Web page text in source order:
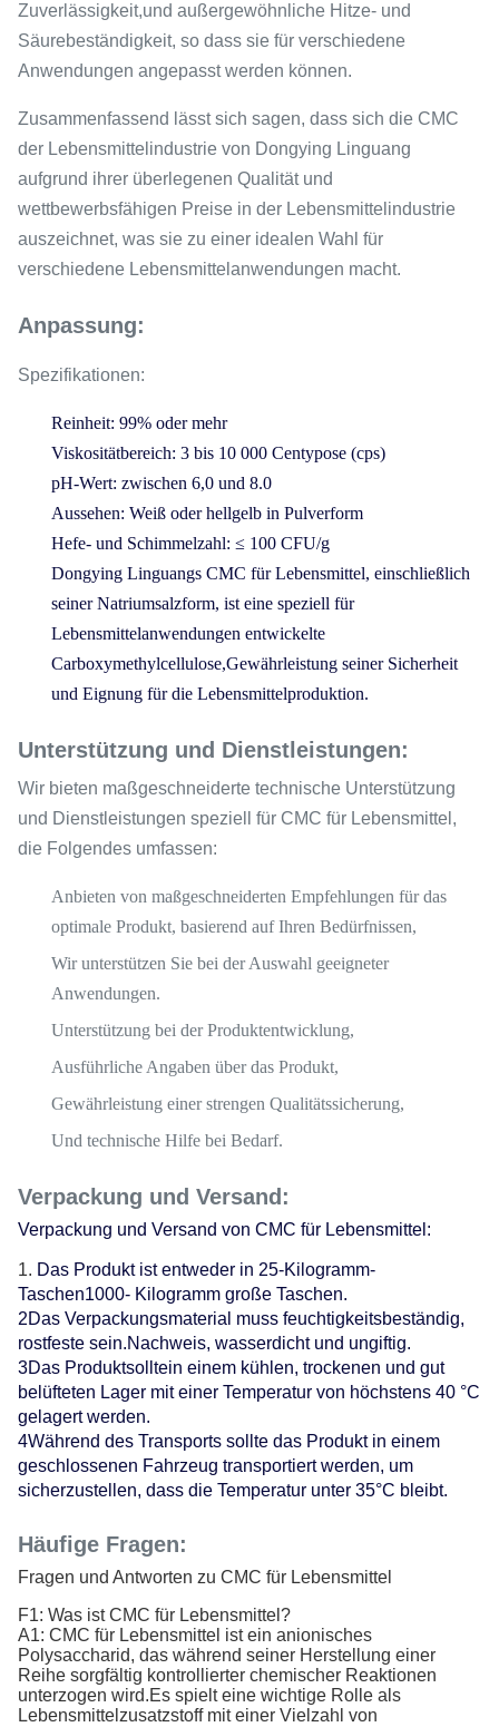
Zuverlässigkeit,und außergewöhnliche Hitze- und
Säurebeständigkeit, so dass sie für verschiedene
Anwendungen angepasst werden können.
Zusammenfassend lässt sich sagen, dass sich die CMC
der Lebensmittelindustrie von Dongying Linguang
aufgrund ihrer überlegenen Qualität und
wettbewerbsfähigen Preise in der Lebensmittelindustrie
auszeichnet, was sie zu einer idealen Wahl für
verschiedene Lebensmittelanwendungen macht.
Anpassung:
Spezifikationen:
Reinheit: 99% oder mehr
Viskositätbereich: 3 bis 10 000 Centypose (cps)
pH-Wert: zwischen 6,0 und 8.0
Aussehen: Weiß oder hellgelb in Pulverform
Hefe- und Schimmelzahl: ≤ 100 CFU/g
Dongying Linguangs CMC für Lebensmittel, einschließlich
seiner Natriumsalzform, ist eine speziell für
Lebensmittelanwendungen entwickelte
Carboxymethylcellulose,Gewährleistung seiner Sicherheit
und Eignung für die Lebensmittelproduktion.
Unterstützung und Dienstleistungen:
Wir bieten maßgeschneiderte technische Unterstützung
und Dienstleistungen speziell für CMC für Lebensmittel,
die Folgendes umfassen:
Anbieten von maßgeschneiderten Empfehlungen für das
optimale Produkt, basierend auf Ihren Bedürfnissen,
Wir unterstützen Sie bei der Auswahl geeigneter
Anwendungen.
Unterstützung bei der Produktentwicklung,
Ausführliche Angaben über das Produkt,
Gewährleistung einer strengen Qualitätssicherung,
Und technische Hilfe bei Bedarf.
Verpackung und Versand:
Verpackung und Versand von CMC für Lebensmittel:
Das Produkt ist entweder in 25-Kilogramm-
Taschen1000- Kilogramm große Taschen.
2Das Verpackungsmaterial muss feuchtigkeitsbeständig,
rostfeste sein.Nachweis, wasserdicht und ungiftig.
3Das Produktsolltein einem kühlen, trockenen und gut
belüfteten Lager mit einer Temperatur von höchstens 40 °C
gelagert werden.
4Während des Transports sollte das Produkt in einem
geschlossenen Fahrzeug transportiert werden, um
sicherzustellen, dass die Temperatur unter 35°C bleibt.
Häufige Fragen:
Fragen und Antworten zu CMC für Lebensmittel
F1: Was ist CMC für Lebensmittel?
A1: CMC für Lebensmittel ist ein anionisches
Polysaccharid, das während seiner Herstellung einer
Reihe sorgfältig kontrollierter chemischer Reaktionen
unterzogen wird.Es spielt eine wichtige Rolle als
Lebensmittelzusatzstoff mit einer Vielzahl von